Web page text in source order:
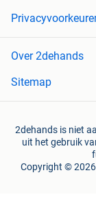
Over 2dehands
Sitemap
2dehands is niet
uit het gebruik
Copyright ©